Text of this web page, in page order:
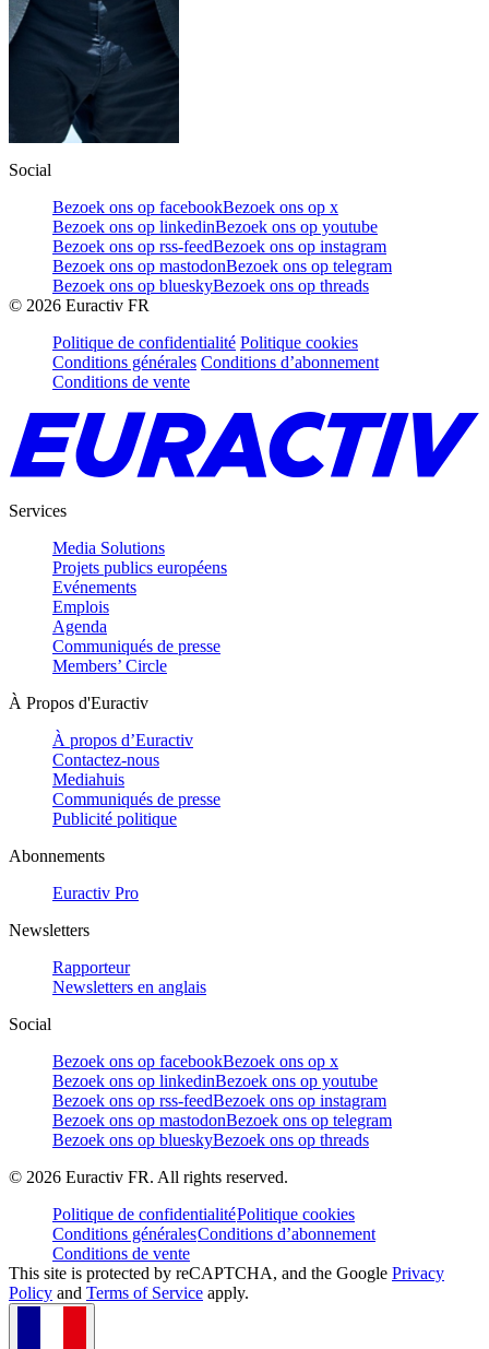
Social
Bezoek ons op facebookBezoek ons op x
Bezoek ons op linkedinBezoek ons op youtube
Bezoek ons op rss-feedBezoek ons op instagram
Bezoek ons op mastodonBezoek ons op telegram
Bezoek ons op blueskyBezoek ons op threads
© 2026 Euractiv FR
Politique de confidentialité Politique cookies
Conditions générales Conditions d’abonnement
Conditions de vente
Services
Media Solutions
Projets publics européens
Evénements
Emplois
Agenda
Communiqués de presse
Members’ Circle
À Propos d'Euractiv
À propos d’Euractiv
Contactez-nous
Mediahuis
Communiqués de presse
Publicité politique
Abonnements
Euractiv Pro
Newsletters
Rapporteur
Newsletters en anglais
Social
Bezoek ons op facebookBezoek ons op x
Bezoek ons op linkedinBezoek ons op youtube
Bezoek ons op rss-feedBezoek ons op instagram
Bezoek ons op mastodonBezoek ons op telegram
Bezoek ons op blueskyBezoek ons op threads
© 2026 Euractiv FR. All rights reserved.
Politique de confidentialitéPolitique cookies
Conditions généralesConditions d’abonnement
Conditions de vente
This site is protected by reCAPTCHA, and the Google Privacy
Policy and Terms of Service apply.